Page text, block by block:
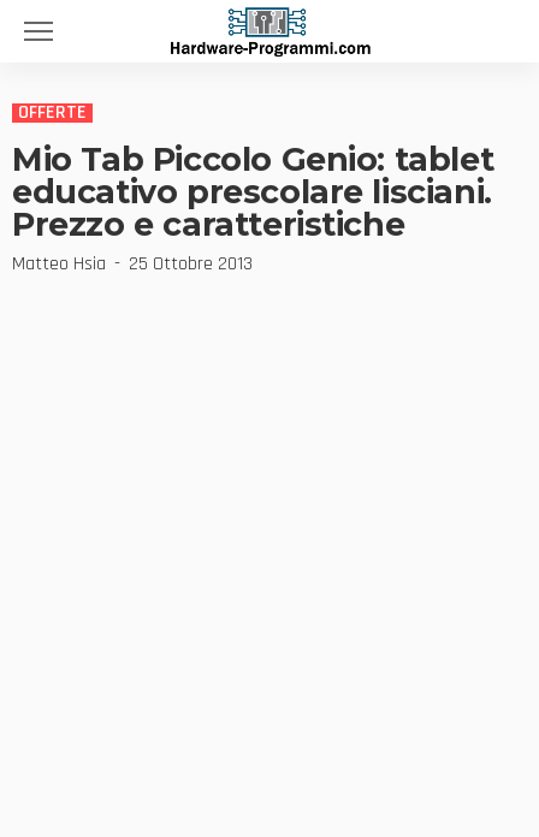
OFFERTE
Mio Tab Piccolo Genio: tablet
educativo prescolare lisciani.
Prezzo e caratteristiche
Matteo Hsia 25 Ottobre 2013